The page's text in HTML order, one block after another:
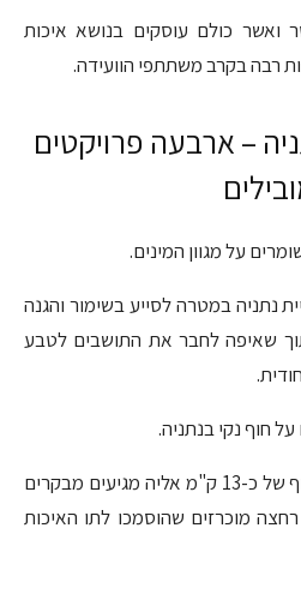
ואשר כולם עוסקים בנושא איכות
רבה בקרב משתתפי הוועידה.
– ארבעה פרויקטים
על מגוון המינים.
נתניה במטרה לסייע בשימור והגנה
שאיפה לחבר את התושבים לטבע
חוף נקי בנתניה.
בעיר נתניה, כידוע, רצועת חוף של כ-13 ק"מ אליה מגיעים מבקרים
כן, בעיר 10 חופי רחצה מוכרזים שהוסמכו לתו האיכות